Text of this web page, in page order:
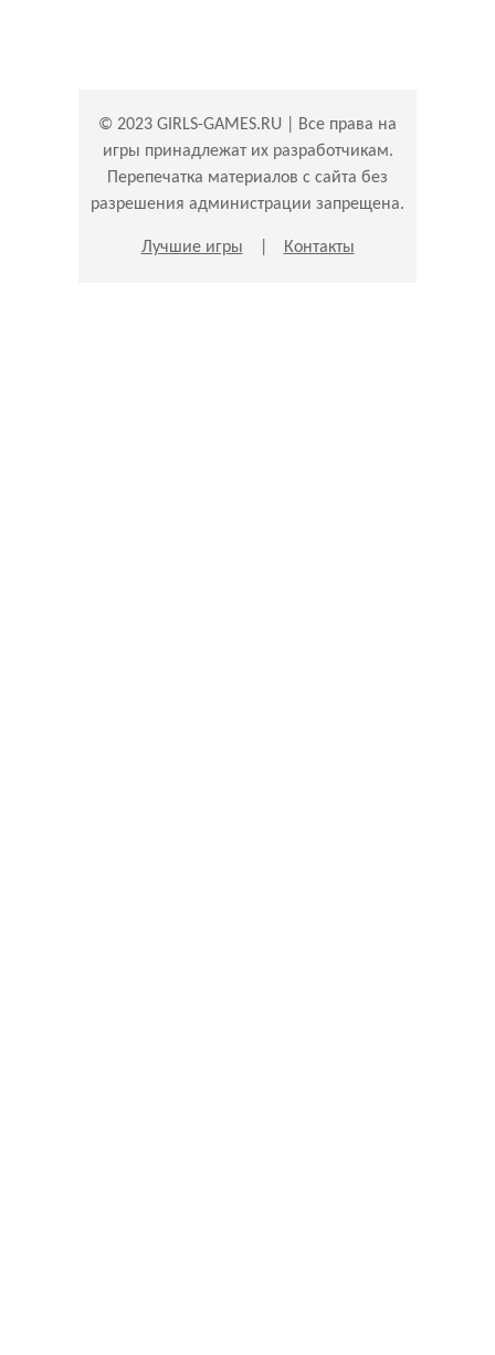
© 2023 GIRLS-GAMES.RU | Все права на
игры принадлежат их разработчикам.
Перепечатка материалов с сайта без
разрешения администрации запрещена.
Лучшие игры Контакты